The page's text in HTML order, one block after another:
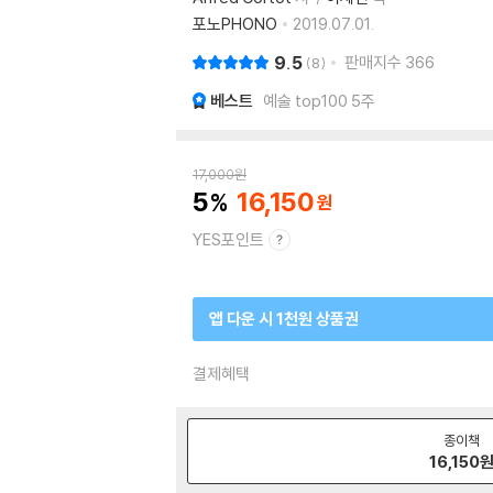
포노PHONO
2019.07.01.
9.5 8 판매지수 366
베스트 예술 top100 5주
17,000원
5 16,150
YES포인트
앱 다운 시 1천원 상품권
결제혜택
종이책
16,150